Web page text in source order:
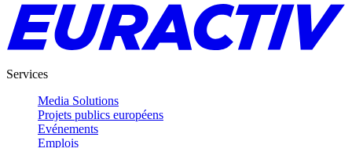
Services
Media Solutions
Projets publics européens
Evénements
Emplois